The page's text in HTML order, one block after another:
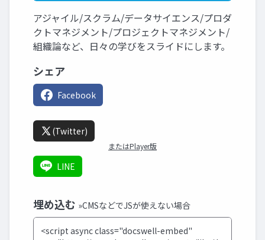
アジャイル/スクラム/データサイエンス/プロダ
クトマネジメント/プロジェクトマネジメント/
組織論など、日々の学びをスライドにします。
シェア
Facebook
(Twitter)
またはPlayer版
LINE
埋め込む »CMSなどでJSが使えない場合